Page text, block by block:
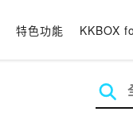
特色功能 KKBOX